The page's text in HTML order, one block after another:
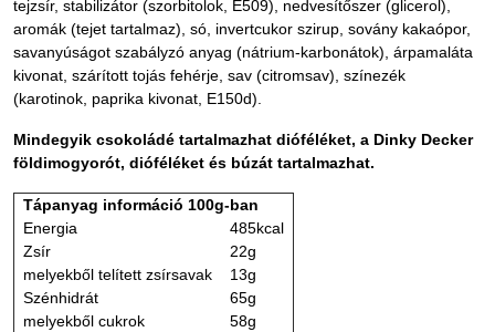
tejzsír, stabilizátor (szorbitolok, E509), nedvesítőszer (glicerol),
aromák (tejet tartalmaz), só, invertcukor szirup, sovány kakaópor,
savanyúságot szabályzó anyag (nátrium-karbonátok), árpamaláta
kivonat, szárított tojás fehérje, sav (citromsav), színezék
(karotinok, paprika kivonat, E150d).
Mindegyik csokoládé tartalmazhat dióféléket, a Dinky Decker
földimogyorót, dióféléket és búzát tartalmazhat.
Tápanyag információ 100g-ban
Energia
485kcal
Zsír
22g
melyekből telített zsírsavak
13g
Szénhidrát
65g
melyekből cukrok
58g